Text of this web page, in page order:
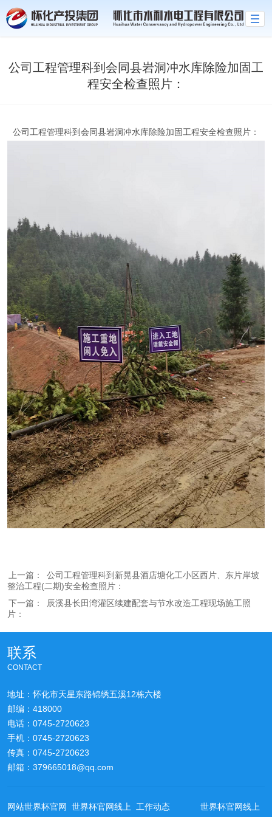
世界杯官网线上平台
公司工程管理科到会同县岩洞冲水库除险加固工
程安全检查照片：
公司工程管理科到会同县岩洞冲水库除险加固工程安全检查照片：
上一篇：
公司工程管理科到新晃县酒店塘化工小区西片、东片岸坡
整治工程(二期)安全检查照片：
下一篇：
辰溪县长田湾灌区续建配套与节水改造工程现场施工照
片：
联系
CONTACT
地址：怀化市天星东路锦绣五溪12栋六楼
邮编：418000
电话：0745-2720623
手机：0745-2720623
传真：0745-2720623
邮箱：379665018@qq.com
网站世界杯官网
世界杯官网线上
工作动态
世界杯官网线上